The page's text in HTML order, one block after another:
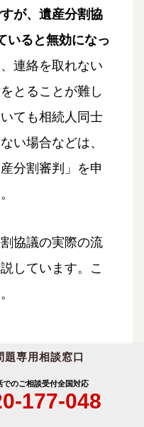
専用相談窓口
でのご相談受付全国対応
177-048
が、遺産分割協
いると無効になっ
連絡を取れない
とることが難し
ても相続人同士
い場合などは、
分割審判」を申
協議の実際の流
しています。こ
れと注意点